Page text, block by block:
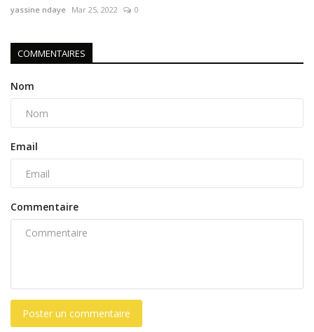
yassine ndaye Mar 25, 2022 0
COMMENTAIRES
Nom
Email
Commentaire
Poster un commentaire